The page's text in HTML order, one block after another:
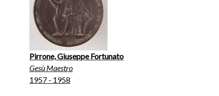
Pirrone, Giuseppe Fortunato
Gesù Maestro
1957 - 1958